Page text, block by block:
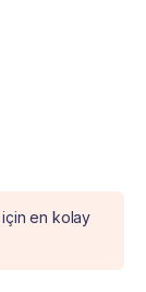
en kolay